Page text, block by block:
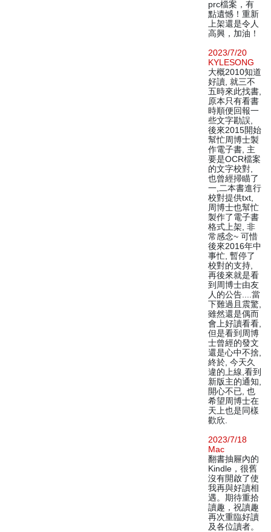
prc檔案，有
點遺憾！重新
上架還是令人
高興，加油！
2023/7/20
KYLESONG
大概2010知道
好讀, 就三不
五時來此找書,
原本只有看書
時順便回報一
些文字勘誤,
後來2015開始
幫忙周博士製
作電子書, 主
要是OCR檔案
的文字校對,
也曾經掃瞄了
一,二本書進行
校對提供txt,
周博士也幫忙
製作了電子書
格式上架, 非
常感念~ 可惜
後來2016年中
事忙, 暫停了
校對的支持,
再後來就是看
到周博士由友
人的公告....當
下難過且震驚,
雖然還是偶而
會上好讀看看,
但是看到周博
士曾經的發文
還是心中不捨,
終於, 今天久
違的上線,看到
新版主的通知,
開心不已, 也
希望周博士在
天上也是同樣
歡欣.
2023/7/18
Mac
翻書抽屜內的
Kindle，很舊
沒有開啟了使
我再與好讀相
遇。期待重拾
讀趣，祝讀趣
再次重臨好讀
及各位讀者。